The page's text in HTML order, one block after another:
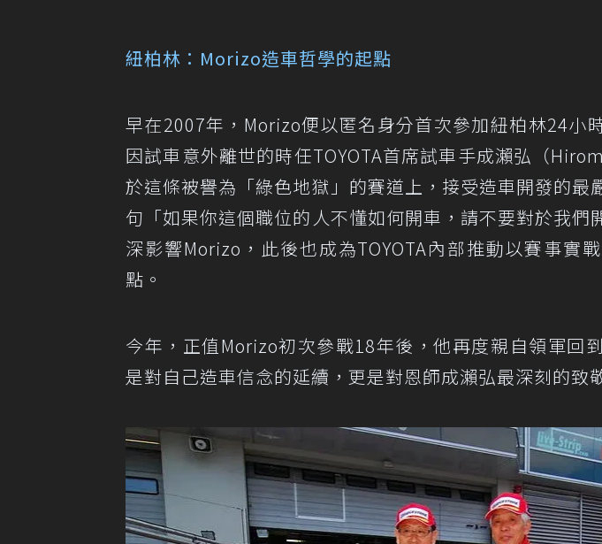
紐柏林：Morizo造車哲學的起點
早在2007年，Morizo便以匿名身分首次參加紐柏林24小
因試車意外離世的時任TOYOTA首席試車手成瀨弘（
於這條被譽為「綠色地獄」的賽道上，接受造車開發的最
句「如果你這個職位的人不懂如何開車，請不要對於我們
深影響Morizo，此後也成為TOYOTA內部推動以賽事實
點。
今年，正值Morizo初次參戰18年後，他再度親自領軍回
是對自己造車信念的延續，更是對恩師成瀨弘最深刻的致